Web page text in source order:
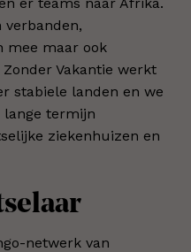
verbanden,
mee maar ook
Vakantie werkt
stabiele landen en we
termijn
ziekenhuizen en
netwerk van